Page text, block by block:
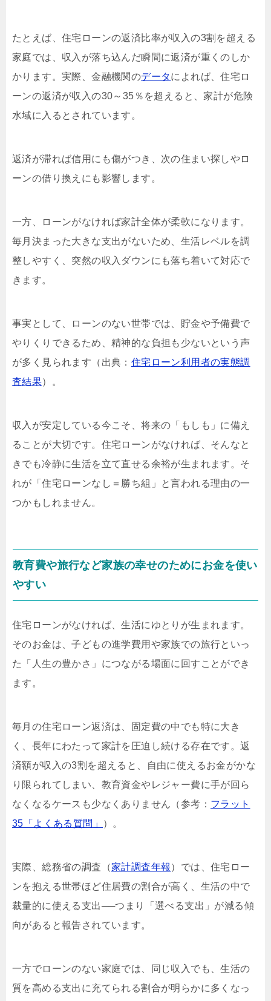
たとえば、住宅ローンの返済比率が収入の3割を超える
家庭では、収入が落ち込んだ瞬間に返済が重くのしか
かります。実際、金融機関のデータによれば、住宅ロ
ーンの返済が収入の30～35％を超えると、家計が危険
水域に入るとされています。
返済が滞れば信用にも傷がつき、次の住まい探しやロ
ーンの借り換えにも影響します。
一方、ローンがなければ家計全体が柔軟になります。
毎月決まった大きな支出がないため、生活レベルを調
整しやすく、突然の収入ダウンにも落ち着いて対応で
きます。
事実として、ローンのない世帯では、貯金や予備費で
やりくりできるため、精神的な負担も少ないという声
が多く見られます（出典： 住宅ローン利用者の実態調
査結果）。
収入が安定している今こそ、将来の「もしも」に備え
ることが大切です。住宅ローンがなければ、そんなと
きでも冷静に生活を立て直せる余裕が生まれます。そ
れが「住宅ローンなし＝勝ち組」と言われる理由の一
つかもしれません。
教育費や旅行など家族の幸せのためにお金を使い
やすい
住宅ローンがなければ、生活にゆとりが生まれます。
そのお金は、子どもの進学費用や家族での旅行といっ
た「人生の豊かさ」につながる場面に回すことができ
ます。
毎月の住宅ローン返済は、固定費の中でも特に大き
く、長年にわたって家計を圧迫し続ける存在です。返
済額が収入の3割を超えると、自由に使えるお金がかな
り限られてしまい、教育資金やレジャー費に手が回ら
なくなるケースも少なくありません（参考： フラット
35「よくある質問」
）。
実際、総務省の調査（家計調査年報 ）では、住宅ロー
ンを抱える世帯ほど住居費の割合が高く、生活の中で
裁量的に使える支出──つまり「選べる支出」が減る傾
向があると報告されています。
一方でローンのない家庭では、同じ収入でも、生活の
質を高める支出に充てられる割合が明らかに多くなっ